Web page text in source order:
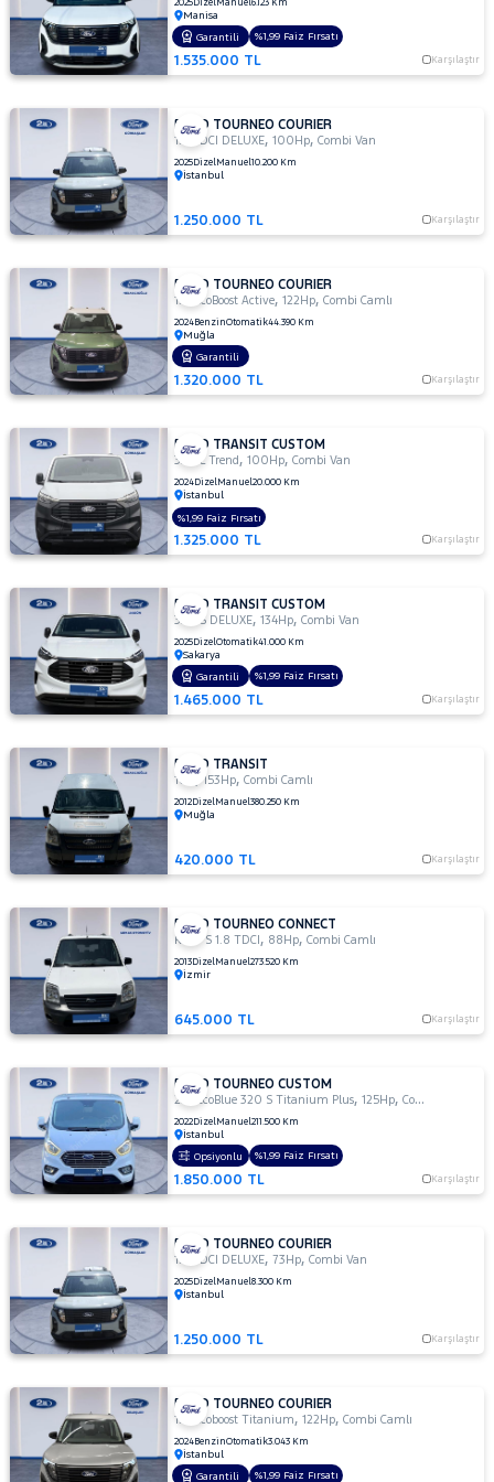
TRANSIT
CONNECT
TRANSIT
COURIER
TRANSIT
CUSTOM
Foton
HONDA
HYUNDAI
ISUZU
Iveco
JEEP
KIA
LANCIA
MAN
MERCEDES-
BENZ
MINI
MITSUBISHI
MOTORSIKLET
NISSAN
OPEL
PEUGEOT
RENAULT
SKODA
SSANGYONG
SUBARU
TESLA
TRAKTÖR
VOLKSWAGEN
VOLVO
2025DizelManuel6.123 Km
Manisa
1.535.000 TL Karşılaştır
Garantili %1,99 Faiz Fırsatı
FORD TOURNEO COURIER
1.5 TDCI DELUXE,100Hp,Combi Van
2025DizelManuel10.200 Km
İstanbul
1.250.000 TL Karşılaştır
FORD TOURNEO COURIER
1.0 EcoBoost Active,122Hp,Combi Camlı
2024BenzinOtomatik44.390 Km
Muğla
1.320.000 TL Karşılaştır
Garantili
FORD TRANSIT CUSTOM
320 L Trend ,100Hp,Combi Van
2024DizelManuel20.000 Km
İstanbul
1.325.000 TL Karşılaştır
%1,99 Faiz Fırsatı
FORD TRANSIT CUSTOM
320 S DELUXE,134Hp,Combi Van
2025DizelOtomatik41.000 Km
Sakarya
1.465.000 TL Karşılaştır
Garantili %1,99 Faiz Fırsatı
FORD TRANSIT
16+1 ,153Hp,Combi Camlı
2012DizelManuel380.250 Km
Muğla
420.000 TL Karşılaştır
FORD TOURNEO CONNECT
K210 S 1.8 TDCI , 88Hp,Combi Camlı
2013DizelManuel273.520 Km
İzmir
645.000 TL Karşılaştır
FORD TOURNEO CUSTOM
2.0 EcoBlue 320 S Titanium Plus,125Hp,Combi Van
2022DizelManuel211.500 Km
İstanbul
1.850.000 TL Karşılaştır
Opsiyonlu %1,99 Faiz Fırsatı
FORD TOURNEO COURIER
1.5 TDCI DELUXE,73Hp,Combi Van
2025DizelManuel8.300 Km
İstanbul
1.250.000 TL Karşılaştır
FORD TOURNEO COURIER
1.0 Ecoboost Titanium,122Hp,Combi Camlı
2024BenzinOtomatik3.043 Km
İstanbul
Garantili
%1,99 Faiz Fırsatı